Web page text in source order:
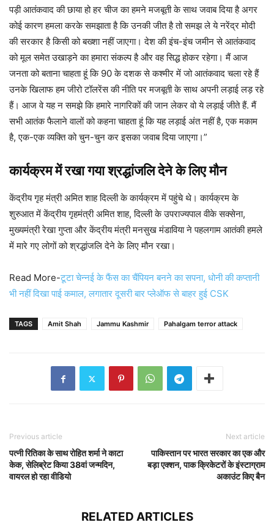
पड़ी आतंकवाद की छाया हो हर चीज का हमने मजबूती के साथ जवाब दिया है अगर
कोई कारण हमला करके समझाता है कि उनकी जीत है तो समझ ले ये नरेंद्र मोदी
की सरकार है किसी को बख्शा नहीं जाएगा। देश की इंच-इंच जमीन से आतंकवाद
को मूल समेत उखाड़ने का हमारा संकल्प है और वह सिद्ध होकर रहेगा। मैं आज
जनता को बताना चाहता हूं कि 90 के दशक से कश्मीर में जो आतंकवाद चला रहे हैं
उनके खिलाफ हम जीरो टॉलरेंस की नीति पर मजबूती के साथ अपनी लड़ाई लड़ रहे
हैं। आज वे यह न समझे कि हमारे नागरिकों की जान लेकर वो ये लड़ाई जीते हैं. मैं
सभी आतंक फैलाने वालों को कहना चाहता हूं कि यह लड़ाई अंत नहीं है, एक मकाम
है, एक-एक व्यक्ति को चुन-चुन कर इसका जवाब दिया जाएगा।”
कार्यक्रम में रखा गया श्रद्धांजलि देने के लिए मौन
केंद्रीय गृह मंत्री अमित शाह दिल्ली के कार्यक्रम में पहुंचे थे। कार्यक्रम के
शुरुआत में केंद्रीय गृहमंत्री अमित शाह, दिल्ली के उपराज्यपाल वीके सक्सेना,
मुख्यमंत्री रेखा गुप्ता और केंद्रीय मंत्री मनसुख मंडाविया ने पहलगाम आतंकी हमले
में मारे गए लोगों को श्रद्धांजलि देने के लिए मौन रखा।
Read More-टूटा चेन्नई के फैंस का चैंपियन बनने का सपना, धोनी की कप्तानी
भी नहीं दिखा पाई कमाल, लगातार दूसरी बार प्लेऑफ से बाहर हुई CSK
TAGS Amit Shah Jammu Kashmir Pahalgam terror attack
Previous article
पत्नी रितिका के साथ रोहित शर्मा ने काटा
केक, सेलिब्रेट किया 38वां जन्मदिन,
वायरल हो रहा वीडियो
Next article
पाकिस्तान पर भारत सरकार का एक और
बड़ा एक्शन, पाक क्रिकेटरों के इंस्टाग्राम
अकाउंट किए बैन
RELATED ARTICLES